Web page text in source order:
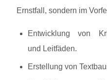
Ernstfall, sondern im
Entwicklung von
und Leitfäden.
Erstellung von